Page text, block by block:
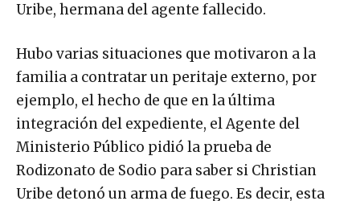
Uribe, hermana del agente fallecido.
Hubo varias situaciones que motivaron a la
familia a contratar un peritaje externo, por
ejemplo, el hecho de que en la última
integración del expediente, el Agente del
Ministerio Público pidió la prueba de
Rodizonato de Sodio para saber si Christian
Uribe detonó un arma de fuego. Es decir, esta